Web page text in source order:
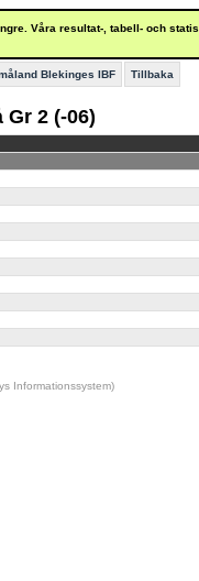
Våra resultat-, tabell- och
Blekinges IBF Tillbaka
2 (-06)
Informationssystem)